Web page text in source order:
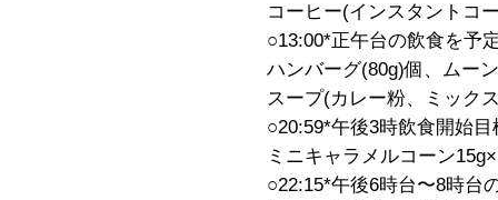
コーヒー(インスタントコ
○13:00*正午台の飲食を予
ハンバーグ(80g)個、ムー
スープ(カレー粉、ミック
○20:59*午後3時飲食開始目
ミニキャラメルコーン
○22:15*午後6時台〜8時台